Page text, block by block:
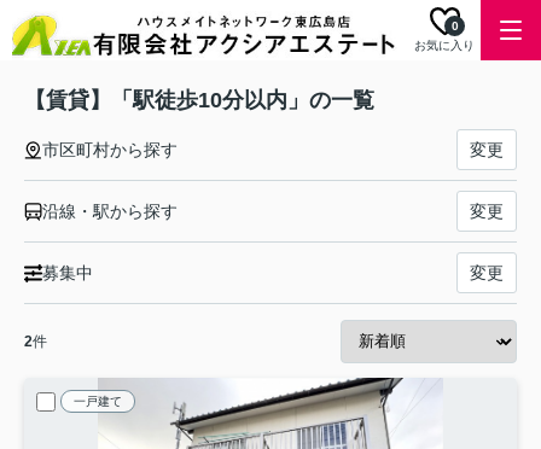
お気に入り
0
【賃貸】「駅徒歩10分以内」の一覧
市区町村から探す 変更
沿線・駅から探す 変更
募集中 変更
2件
一戸建て